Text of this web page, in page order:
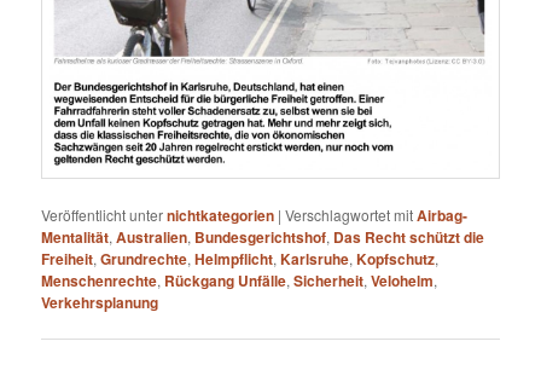
Veröffentlicht unternichtkategorien |Verschlagwortet mitAirbag-
Mentalität,Australien, Bundesgerichtshof, Das Recht schützt die
Freiheit,Grundrechte,Helmpflicht,Karlsruhe,Kopfschutz,
Menschenrechte, Rückgang Unfälle,Sicherheit,Velohelm,
Verkehrsplanung